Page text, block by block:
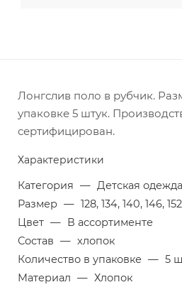
Лонгслив поло в рубчик.
упаковке 5 штук.
сертифицирован.
Характеристики
Категория — Детская одежда
Размер — 128, 134, 140, 146, 152
Цвет — В ассортименте
Состав — хлопок
Количество в упаковке — 5
Материал — Хлопок